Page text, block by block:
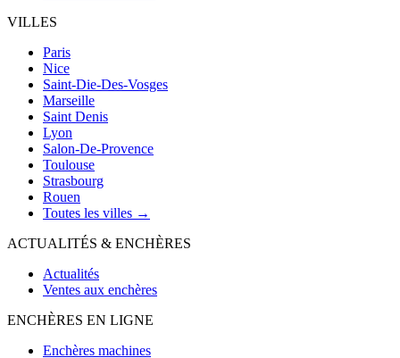
VILLES
Paris
Nice
Saint-Die-Des-Vosges
Marseille
Saint Denis
Lyon
Salon-De-Provence
Toulouse
Strasbourg
Rouen
Toutes les villes →
ACTUALITÉS & ENCHÈRES
Actualités
Ventes aux enchères
ENCHÈRES EN LIGNE
Enchères machines